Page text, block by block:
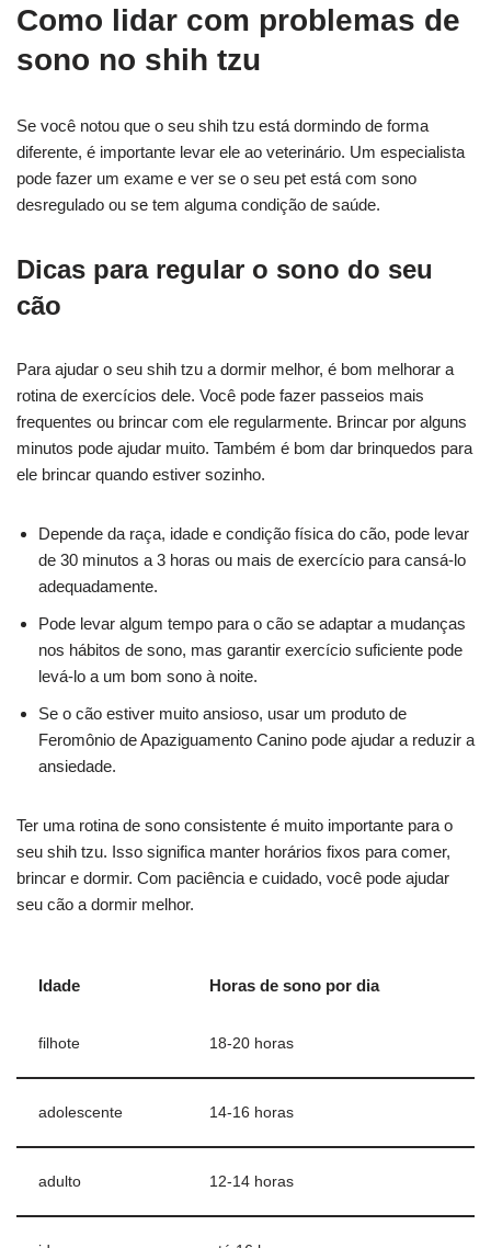
Como lidar com problemas de
sono no shih tzu
Se você notou que o seu shih tzu está dormindo de forma
diferente, é importante levar ele ao veterinário. Um especialista
pode fazer um exame e ver se o seu pet está com sono
desregulado ou se tem alguma condição de saúde.
Dicas para regular o sono do seu
cão
Para ajudar o seu shih tzu a dormir melhor, é bom melhorar a
rotina de exercícios dele. Você pode fazer passeios mais
frequentes ou brincar com ele regularmente. Brincar por alguns
minutos pode ajudar muito. Também é bom dar brinquedos para
ele brincar quando estiver sozinho.
Depende da raça, idade e condição física do cão, pode levar
de 30 minutos a 3 horas ou mais de exercício para cansá-lo
adequadamente.
Pode levar algum tempo para o cão se adaptar a mudanças
nos hábitos de sono, mas garantir exercício suficiente pode
levá-lo a um bom sono à noite.
Se o cão estiver muito ansioso, usar um produto de
Feromônio de Apaziguamento Canino pode ajudar a reduzir a
ansiedade.
Ter uma rotina de sono consistente é muito importante para o
seu shih tzu. Isso significa manter horários fixos para comer,
brincar e dormir. Com paciência e cuidado, você pode ajudar
seu cão a dormir melhor.
Idade Horas de sono por dia
filhote 18-20 horas
adolescente 14-16 horas
adulto 12-14 horas